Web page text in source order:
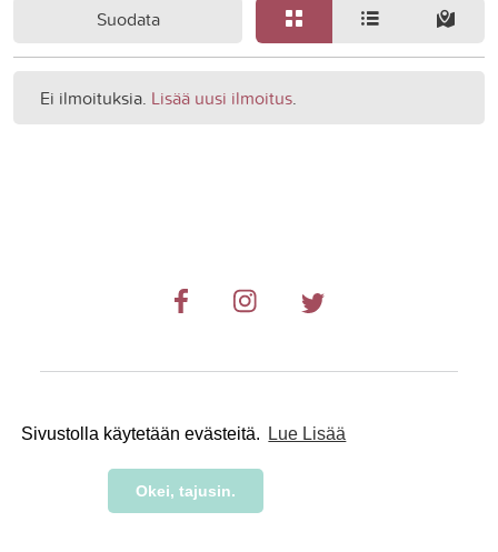
Sivustolla käytetään evästeitä. Lue Lisää
Okei, tajusin.
Suodata
Ei ilmoituksia. Lisää uusi ilmoitus.